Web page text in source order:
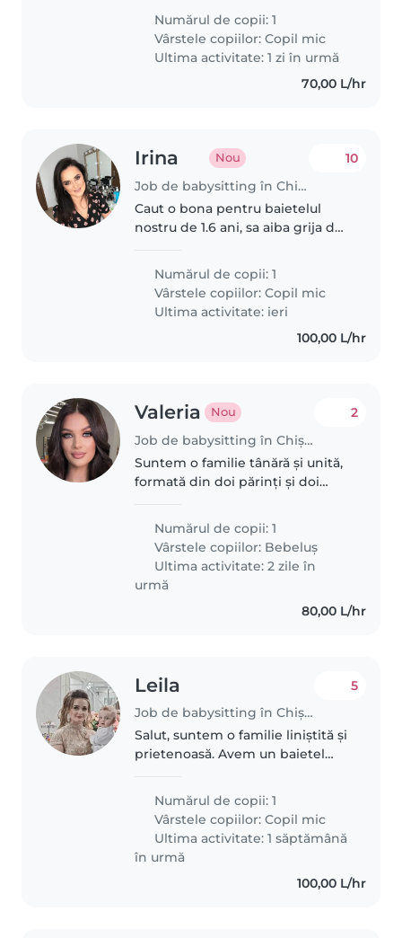
încrezătoare în a se ocupa de
diferite treburi casnice. Vorbitor
de limba română. Oferim..
Numărul de copii: 1
Vârstele copiilor:Copil mic
Ultima activitate: 1 zi în urmă
70,00 L/hr
Irina Nou
Job de babysitting în Chișinău
10
Caut o bona pentru baietelul
nostru de 1.6 ani, sa aiba grija de
atenta la nevoile copilului.
Numărul de copii: 1
Vârstele copiilor:Copil mic
Ultima activitate: ieri
100,00 L/hr
Valeria Nou
Job de babysitting în Chișinău
2
Suntem o familie tânără și unită,
formată din doi părinți și doi
respect, bunătate, comunicare și
un mediu liniștit,..
Numărul de copii: 1
Vârstele copiilor: Bebeluș
Ultima activitate: 2 zile în
urmă
80,00 L/hr
Leila
Job de babysitting în Chișinău
5
Salut, suntem o familie liniștită și
prietenoasă. Avem un baietel
3 ani jumati. Avem pe 30 august
nunta noastra si cumetrie lui si
imi trebuie o bona..
Numărul de copii: 1
Vârstele copiilor:Copil mic
Ultima activitate: 1 săptămână
în urmă
100,00 L/hr